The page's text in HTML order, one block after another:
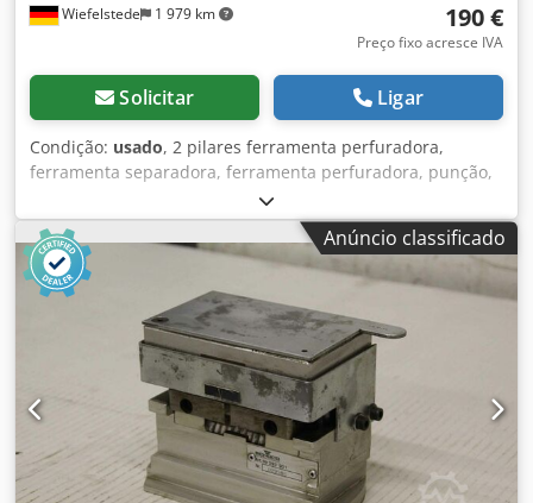
Wiefelstede 1 979 km 190 €
Preço fixo acresce IVA
Solicitar Ligar
Condição: usado, 2 pilares ferramenta perfuradora,
ferramenta separadora, ferramenta perfuradora, punção,
matriz perfuradora, punção -2 ferramenta de perfuração
de coluna -Recording: parafuso de Ø 32 mm Csdsd R A E
Ajpfx Af Horf -Dimensões: 270/290/H325 mm -Peso: 39 kg
Anúncio classificado